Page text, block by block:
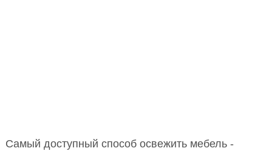
Самый доступный способ освежить мебель -